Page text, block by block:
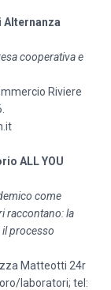
Alternanza
cooperativa e
Riviere
ALL YOU
come
raccontano: la
il processo
Matteotti 24r
laboratori; tel: